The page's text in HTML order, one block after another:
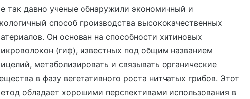
так давно ученые обнаружили экономичный и
способ производства высококачественных
Он основан на способности хитиновых
(гиф), известных под общим названием
метаболизировать и связывать органические
в фазу вегетативного роста нитчатых грибов. Этот
обладает хорошими перспективами использования в